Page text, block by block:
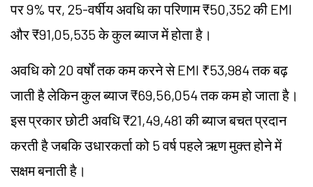
पर 9% पर, 25-वर्षीय अवधि का परिणाम ₹50,352 की EMI
और ₹91,05,535 के कुल ब्याज में होता है।
अवधि को 20 वर्षों तक कम करने से EMI ₹53,984 तक बढ़
जाती है लेकिन कुल ब्याज ₹69,56,054 तक कम हो जाता है।
इस प्रकार छोटी अवधि ₹21,49,481 की ब्याज बचत प्रदान
करती है जबकि उधारकर्ता को 5 वर्ष पहले ऋण मुक्त होने में
सक्षम बनाती है।